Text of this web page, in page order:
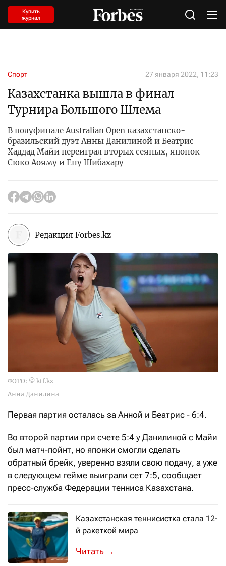
Купить
журнал
Спорт 27 января 2022, 11:23
Казахстанка вышла в финал
Турнира Большого Шлема
В полуфинале Australian Open казахстанско-
бразильский дуэт Анны Данилиной и Беатрис
Хаддад Майи переиграл вторых сеяных, японок
Сюко Аояму и Ену Шибахару
Редакция Forbes.kz
ФОТО: © ktf.kz
Анна Данилина
Первая партия осталась за Анной и Беатрис - 6:4.
Во второй партии при счете 5:4 у Данилиной с Майи
был матч-пойнт, но японки смогли сделать
обратный брейк, уверенно взяли свою подачу, а уже
в следующем гейме выиграли сет 7:5, сообщает
пресс-служба Федерации тенниса Казахстана.
Казахстанская теннисистка стала 12-
й ракеткой мира
Об этом сообщает Федерация
→